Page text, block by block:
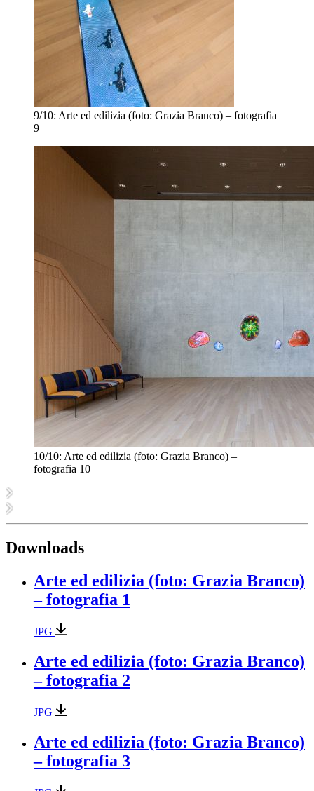
9/10: Arte ed edilizia (foto: Grazia Branco) – fotografia
9
10/10: Arte ed edilizia (foto: Grazia Branco) –
fotografia 10
Downloads
Arte ed edilizia (foto: Grazia Branco)
– fotografia 1
JPG
Arte ed edilizia (foto: Grazia Branco)
– fotografia 2
JPG
Arte ed edilizia (foto: Grazia Branco)
– fotografia 3